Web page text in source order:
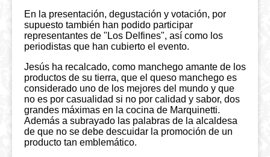
En la presentación, degustación y votación, por
supuesto también han podido participar
representantes de "Los Delfines", así como los
periodistas que han cubierto el evento.
Jesús ha recalcado, como manchego amante de los
productos de su tierra, que el queso manchego es
considerado uno de los mejores del mundo y que
no es por casualidad si no por calidad y sabor, dos
grandes máximas en la cocina de Marquinetti.
Además a subrayado las palabras de la alcaldesa
de que no se debe descuidar la promoción de un
producto tan emblemático.